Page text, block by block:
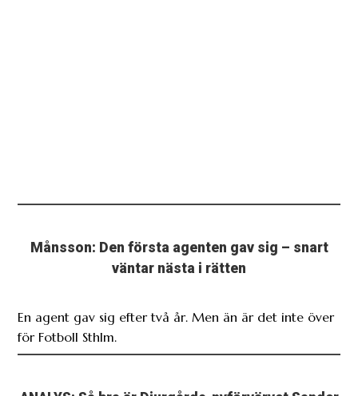
Månsson: Den första agenten gav sig – snart
väntar nästa i rätten
En agent gav sig efter två år. Men än är det inte över
för Fotboll Sthlm.